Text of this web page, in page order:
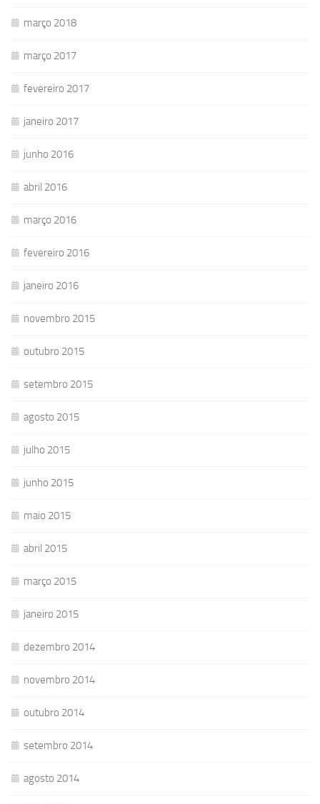
março 2018
março 2017
fevereiro 2017
janeiro 2017
junho 2016
abril 2016
março 2016
fevereiro 2016
janeiro 2016
novembro 2015
outubro 2015
setembro 2015
agosto 2015
julho 2015
junho 2015
maio 2015
abril 2015
março 2015
janeiro 2015
dezembro 2014
novembro 2014
outubro 2014
setembro 2014
agosto 2014